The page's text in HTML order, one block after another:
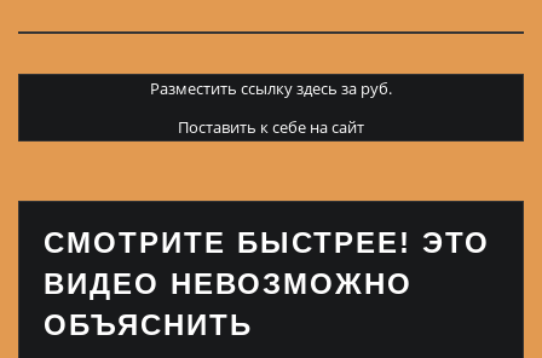
Разместить ссылку здесь за руб.
Поставить к себе на сайт
СМОТРИТЕ БЫСТРЕЕ! ЭТО
ВИДЕО НЕВОЗМОЖНО
ОБЪЯСНИТЬ